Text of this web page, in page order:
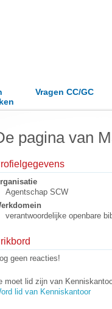
Vragen CC/GC
pagina van
Agentschap SCW
verantwoordelijke openbare
geen reacties!
moet lid zijn van
lid van Kenniskantoor